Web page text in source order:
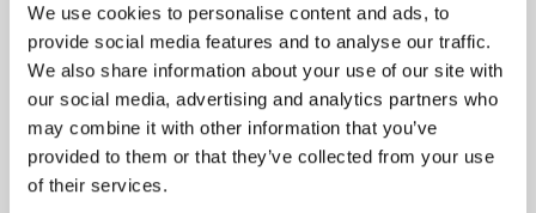
We use cookies to personalise content and ads, to
provide social media features and to analyse our traffic.
We also share information about your use of our site with
our social media, advertising and analytics partners who
may combine it with other information that you’ve
provided to them or that they’ve collected from your use
of their services.
De negatieve effecten van COVID op de hele keten
tasten het ecosysteem van de creatieve industrie aan,
blijkt uit het rapport. Dat komt doordat veel creatieve
bedrijven aan andere creatieve ondernemingen
leveren. Omzetverlies van de een heeft dus ook een
negatief effect op de ander. Het meest te lijden
hadden de bedrijven in creatieve diensten, kunst en